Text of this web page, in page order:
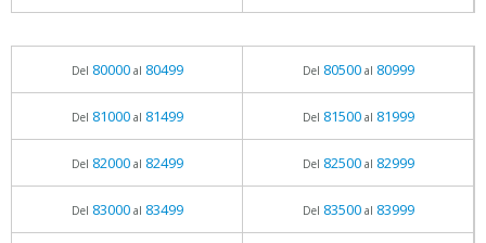
Del 80000al 80499 Del 80500al 80999
Del 81000al 81499 Del 81500al 81999
Del 82000al 82499 Del 82500al 82999
Del 83000al 83499 Del 83500al 83999